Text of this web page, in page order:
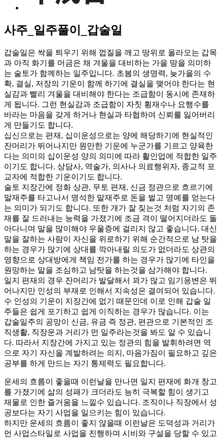
사주_일주풀이_갑술일
갑술일은 싹을 틔우기 위해 껍질을 깨고 땅위로 올라오는 갑목
과 아직 화기를 머금은 채 겨울을 대비하는 가을 땅을 의미하
는 술토가 함께하는 일주입니다. 초봄의 생명력, 늦가을의 수
확, 결실, 저장의 기운이 함께 하기에 결실을 맺어야 한다는 현
실감과 빨리 겨울을 대비해야 한다는 조급함이 동시에 존재하
게 됩니다. 그런 현실감과 조급함이 자칫 횡재수나 요행수를
바라는 마음을 갖게 하거나 현실과 타협하여 신뢰를 잃어버리
게 만들기도 합니다.
십신으로는 편재, 십이운성으로는 양에 해당하기에 현실적인
잔머리가 뛰어나지만 원만한 기운에 누군가를 기르고 양육한
다는 의미의 십이운성 양의 의미에 따라 활인업에 적합한 일주
이기도 합니다. 상담사, 역술가, 의사나 의료행위자, 종교적 포
교자에 적합한 기운이기도 합니다.
술토 지장간에 정화 상관, 무토 편재, 신금 정관으로 흐르기에
말재주를 타고나서 명석한 말재주로 돈을 벌고 명예를 얻는다
는 의미가 되기도 합니다. 또한 개가 잘 짖는것 처럼 자기의 존
재를 잘 드러내는 능력을 가졌기에 조금 격이 떨어지더라도 돌
아다니며 말을 많이해야 우울증에 걸리지 않고 좋습니다. 대신
말을 잘하는 사람이 자신을 위로하기 위해 순간적으로 남 탓을
하는 경우가 많기에 상대를 깍아내릴 의도가 없더라도 상관의
영향으로 상대방에게 책임 전가를 하는 경우가 많기에 타인을
원망하는 말을 조심하고 남탓을 하는것을 삼가해야 합니다.
일지 편재의 경우 잔머리가 발달해서 꾀가 많고 임기응변은 뛰
어나지만 인성의 부재로 인해서 지속성은 결여되어 있습니다.
수 인성의 기운이 지장간에 없기 때문인데 이로 인해 갑술 일
주들은 쉽게 포기하고 쉽게 이직하는 경우가 많습니다. 이는
갑술일주의 공망이 신금, 유금 즉 정관, 편관으로 기본적인 조
직생활, 직장운과 거리가 먼 일주라는것을 봐도 알 수 있습니
다. 따라서 지장간에 가지고 있는 정관의 힘을 발휘하려면 역
으로 자기 자신을 계발하려는 의지, 마음가짐이 필요하고 깊은
공부를 하게 만드는 자기 통제력도 필요합니다.
운세의 흐름이 좋을때 이런날을 만나면 일지 편재에 화개 창고
를 가졌기에 삶의 성패가 크더라도 능히 극복할 힘이 생기고
재물로 인한 즐거움을 느낄수 있습니다. 조직이나 직장에서 성
공보다는 자기 사업을 일으키는 힘이 있습니다.
하지만 운세의 흐름이 좋지 않을때 이런날은 도덕성과 거리가
먼 사업스타일로 사업을 진행하며 시비와 구설을 당할 수 있고